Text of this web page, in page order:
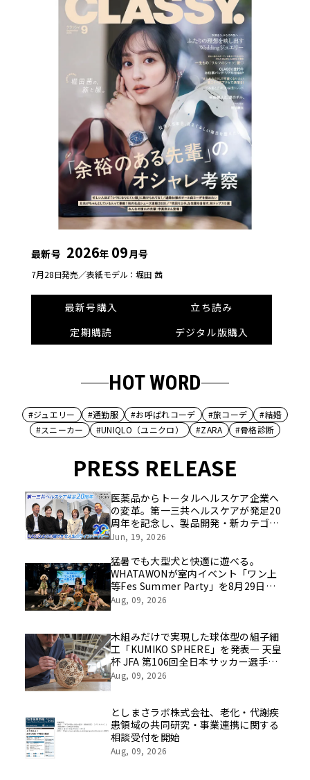
最新号 2026年 09月号
7月28日発売／表紙モデル：堀田 茜
最新号購入
立ち読み
定期購読
デジタル版購入
HOT WORD
#ジュエリー #通勤服 #お呼ばれコーデ #旅コーデ
#結婚
#スニーカー
#UNIQLO（ユニクロ） #ZARA #骨格診断
PRESS RELEASE
医薬品からトータルヘルスケア企業へ
の変革。第一三共ヘルスケアが発足20
周年を記念し、製品開発・新カテゴリ
挑戦の舞台や旧社統合時のエピソード
像を公開！
Jun, 19, 2026
猛暑でも大型犬と快適に遊べる。
WHATAWONが室内イベント「ワン上
等Fes Summer Party」を8月29日開
催
Aug, 09, 2026
木組みだけで実現した球体型の組子細
工「KUMIKO SPHERE」を発表― 天皇
杯 JFA 第106回全日本サッカー選手権
大会の公式ビジュアルにも採用 ―
Aug, 09, 2026
としまさラボ株式会社、老化・代謝疾
患領域の共同研究・事業連携に関する
相談受付を開始
Aug, 09, 2026